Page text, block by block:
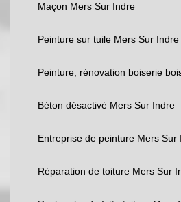
Maçon Mers Sur Indre
Peinture sur tuile Mers Sur Indre
Peinture, rénovation boiserie
Béton désactivé Mers Sur Indre
Entreprise de peinture Mers Sur
Réparation de toiture Mers Sur